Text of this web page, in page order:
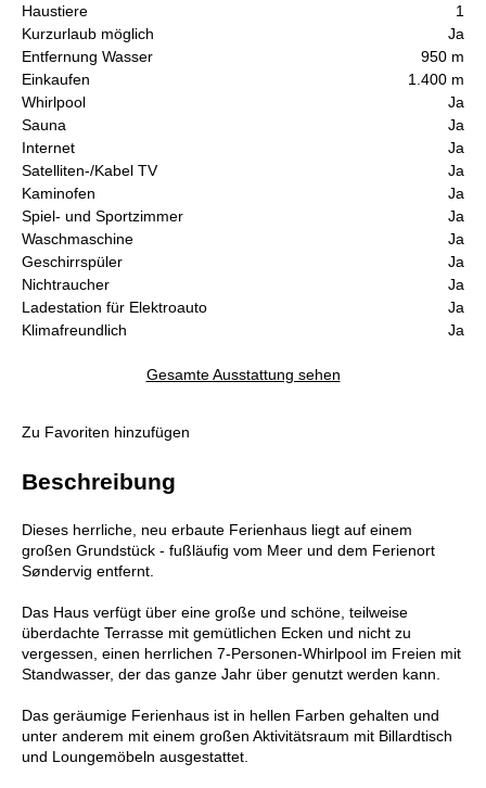
Haustiere
1
Kurzurlaub möglich
Ja
Entfernung Wasser
950 m
Einkaufen
1.400 m
Whirlpool
Ja
Sauna
Ja
Internet
Ja
Satelliten-/Kabel TV
Ja
Kaminofen
Ja
Spiel- und Sportzimmer
Ja
Waschmaschine
Ja
Geschirrspüler
Ja
Nichtraucher
Ja
Ladestation für Elektroauto
Ja
Klimafreundlich
Ja
Gesamte Ausstattung sehen
Zu Favoriten hinzufügen
Beschreibung
Dieses herrliche, neu erbaute Ferienhaus liegt auf einem
großen Grundstück - fußläufig vom Meer und dem Ferienort
Søndervig entfernt.
Das Haus verfügt über eine große und schöne, teilweise
überdachte Terrasse mit gemütlichen Ecken und nicht zu
vergessen, einen herrlichen 7-Personen-Whirlpool im Freien mit
Standwasser, der das ganze Jahr über genutzt werden kann.
Das geräumige Ferienhaus ist in hellen Farben gehalten und
unter anderem mit einem großen Aktivitätsraum mit Billardtisch
und Loungemöbeln ausgestattet.